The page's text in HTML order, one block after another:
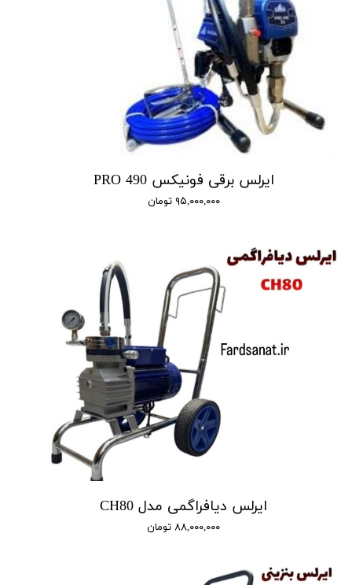
ایرلس برقی فونیکس 490 PRO
۹۵,۰۰۰,۰۰۰ تومان
ایرلس دیافراگمی مدل CH80
۸۸,۰۰۰,۰۰۰ تومان